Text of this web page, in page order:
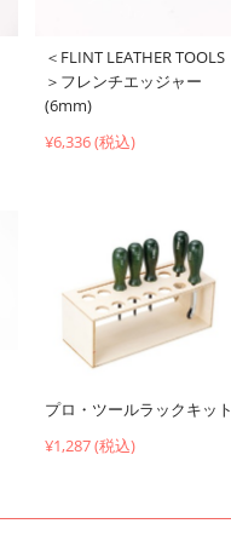
＜FLINT LEATHER TOOLS
＞フレンチエッジャー
(6mm)
¥6,336 (税込)
プロ・ツールラックキット
¥1,287 (税込)